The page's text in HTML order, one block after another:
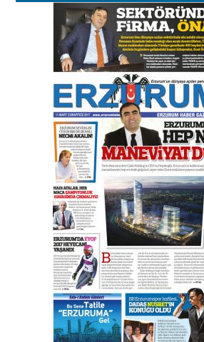
Murat Şahsuvaroğlu
çıtayı yukarı taşırken,
yönetimdekiler aşağı
çekmemeli!
17 Şubat 2026 SalıOrhan BOZKURT
Bir fotoğraf, bir şehir, bir
gazeteci… Dizginler kimin
elinde?
31 Mart 2026 Salı
A. Berhan Yılmaz
BİR BÖLÜM DEĞİL, BİR
SEÇİYORSUNUZ… “NEDEN
ATATÜRK ÜNİVERSİTESİ?”
28 Temmuz 2026 Salı
Ahmet Gökhan YAZICI
Ahmed Yesevi’den bir
”Reisimiz” idi… Hakka
26 Mart 2026 Perşembe
Cem Bakırcı
Ardında bıraktığı
gönül adamı Faruk
13 Mayıs 2026 Çarşamba
Esat BİNDESEN